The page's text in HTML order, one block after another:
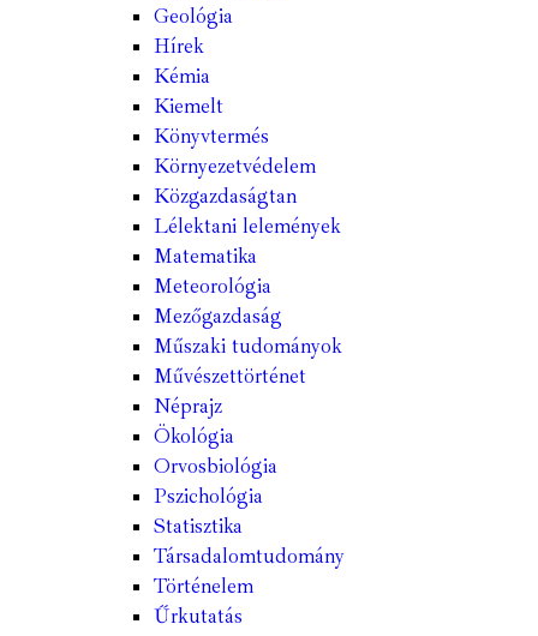
Geológia
Hírek
Kémia
Kiemelt
Könyvtermés
Környezetvédelem
Közgazdaságtan
Lélektani lelemények
Matematika
Meteorológia
Mezőgazdaság
Műszaki tudományok
Művészettörténet
Néprajz
Ökológia
Orvosbiológia
Pszichológia
Statisztika
Társadalomtudomány
Történelem
Űrkutatás